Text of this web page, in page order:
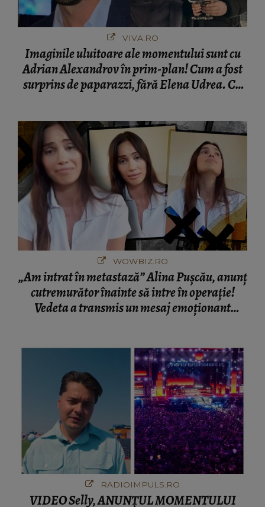
VIVA.RO
Imaginile uluitoare ale momentului sunt cu
Adrian Alexandrov în prim-plan! Cum a fost
surprins de paparazzi, fără Elena Udrea. Cu
WOWBIZ.RO
„Am intrat în metastază” Alina Pușcău, anunț
cutremurător înainte să intre în operație!
Vedeta a transmis un mesaj emoționant
RADIOIMPULS.RO
VIDEO Selly, ANUNȚUL MOMENTULUI